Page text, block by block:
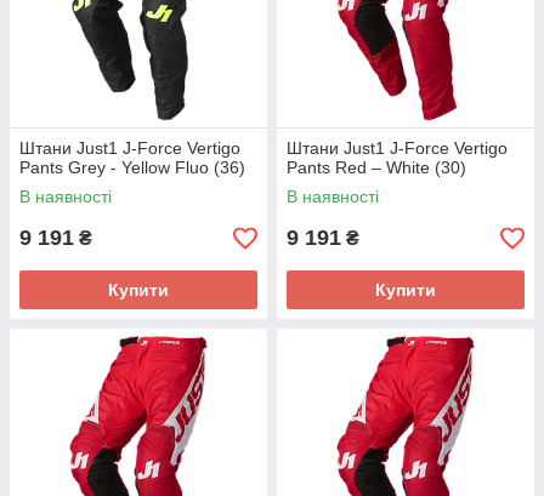
Штани Just1 J-Force Vertigo
Pants Grey - Yellow Fluo (36)
В наявності
9 191 ₴
Купити
Штани Just1 J-Force Vertigo
Pants Red – White (30)
В наявності
9 191 ₴
Купити